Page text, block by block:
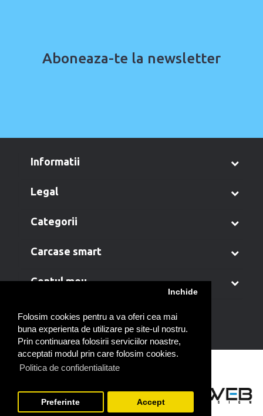
Folosim cookies pentru a va oferi cea mai
buna experienta de utilizare pe site-ul nostru.
Prin continuarea folosirii serviciilor noastre,
acceptati modul prin care folosim cookies.
Politica de confidentialitate
Inchide
Preferinte Accept
Aboneaza-te la newsletter
informatii
legal
categorii
carcase smart
contul meu